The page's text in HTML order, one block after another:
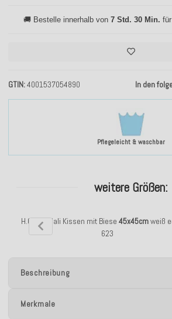
Pflegeleicht & waschbar
GTIN 4001537054890 In den
🚚 Bestelle innerhalb von 7 Std. 30 Min. für
weitere Größen:
H.O.C.K. Mali Kissen mit Biese 45x45cmweiß
623
Beschreibung
Merkmale